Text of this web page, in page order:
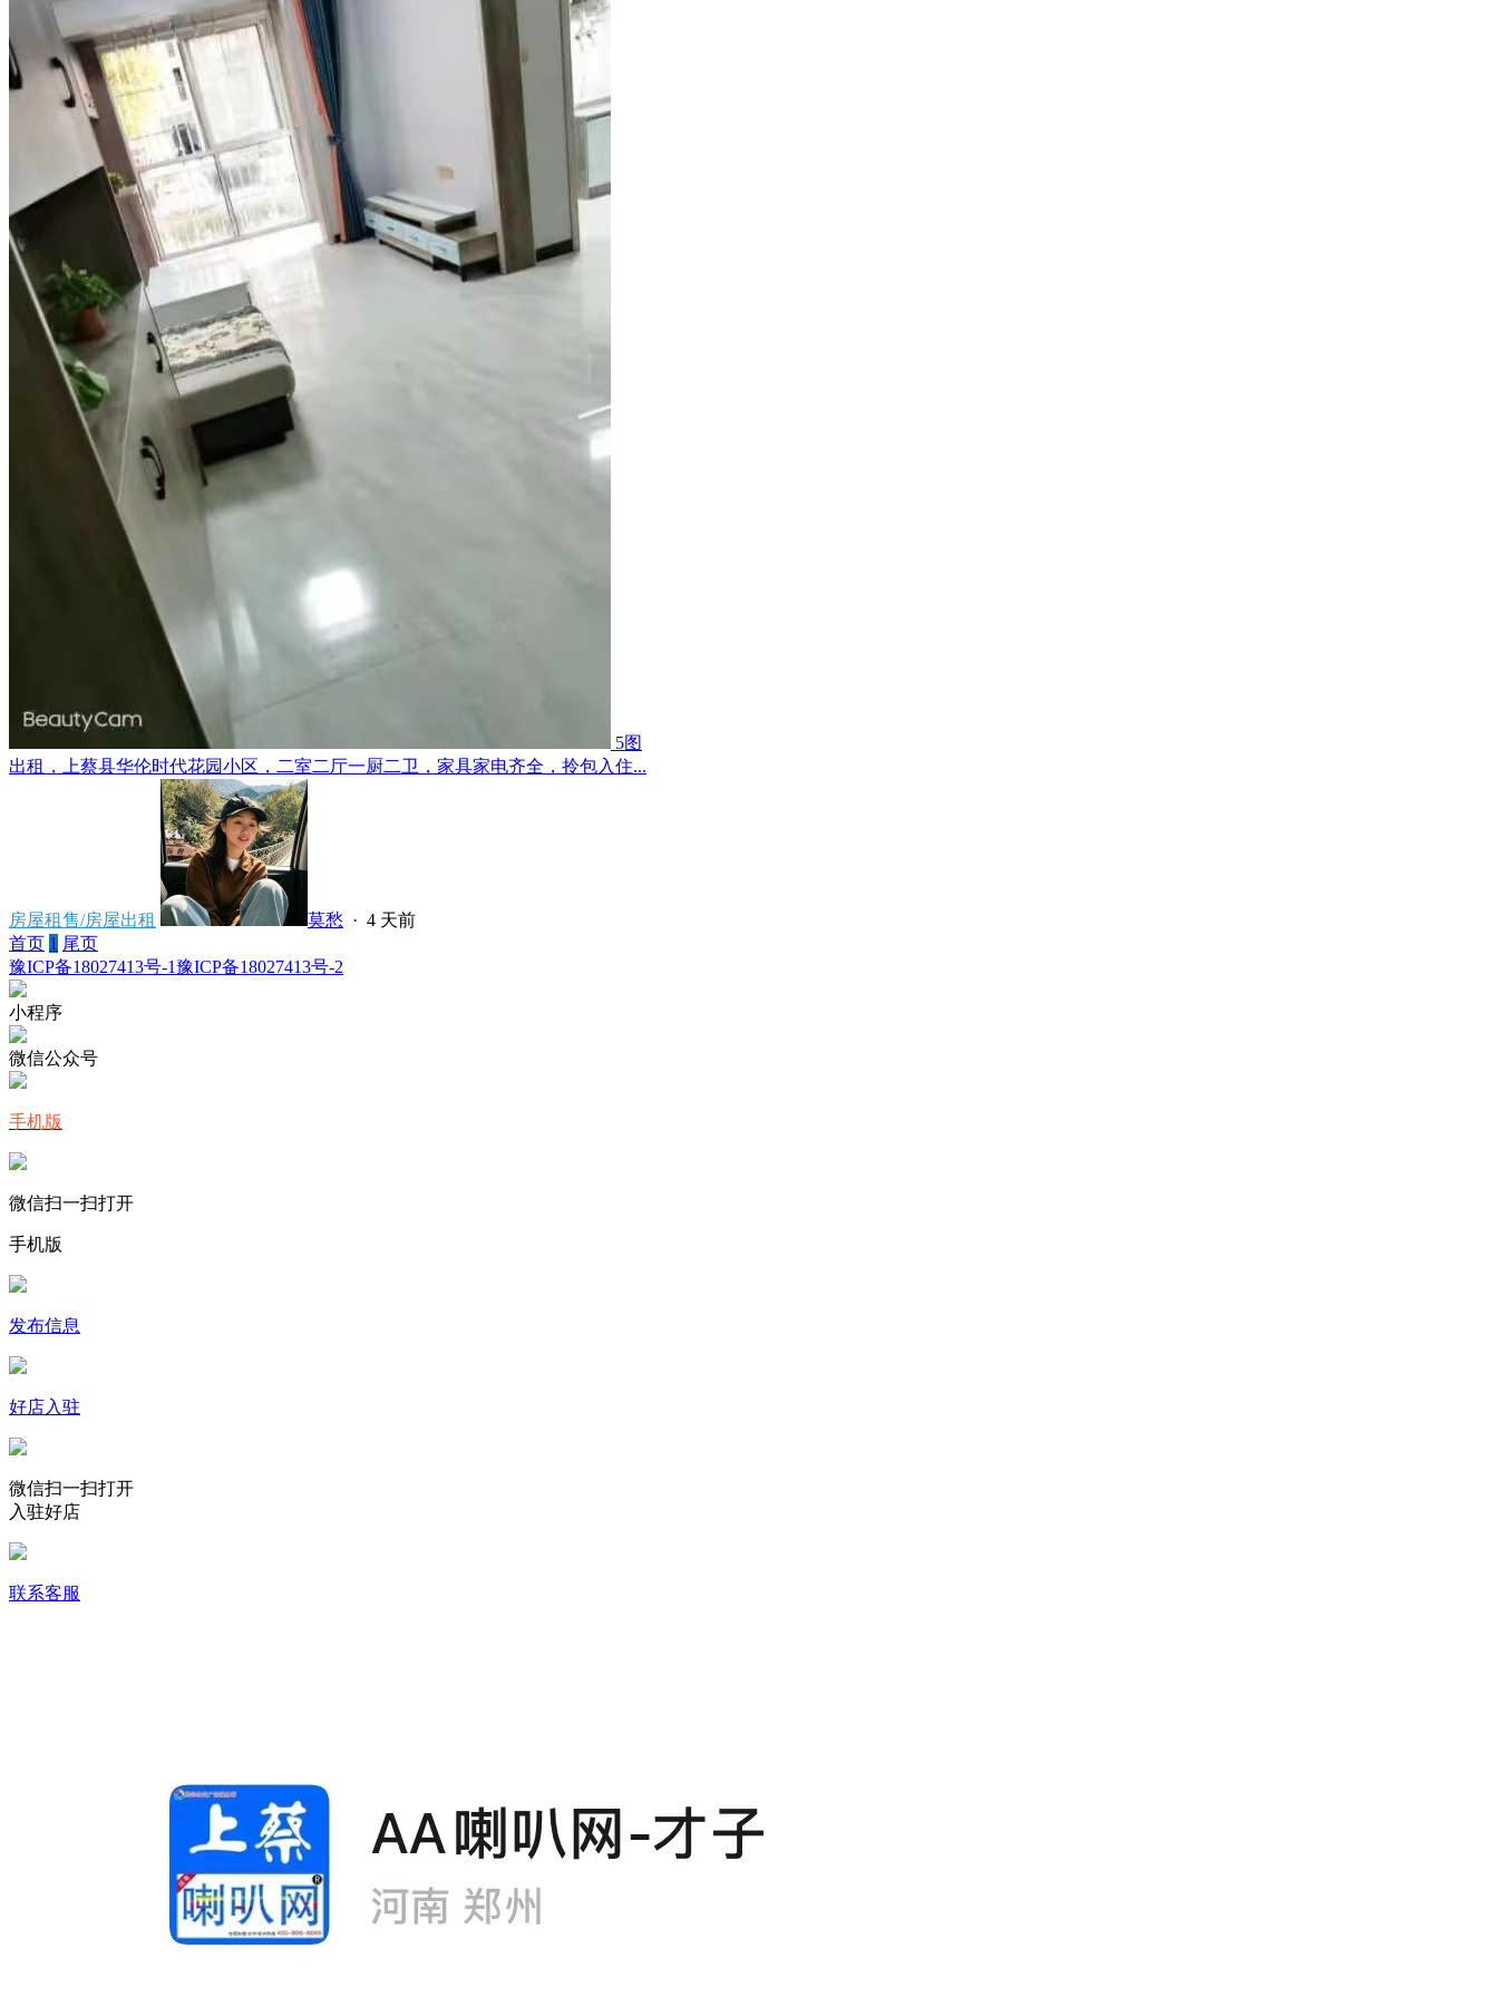
5图
出租，上蔡县华伦时代花园小区，二室二厅一厨二卫，家具家电齐全，拎包入住...
房屋租售/房屋出租 莫愁 · 4 天前
首页 1 尾页
豫ICP备18027413号-1豫ICP备18027413号-2
小程序
微信公众号
手机版
微信扫一扫打开
手机版
发布信息
好店入驻
微信扫一扫打开
入驻好店
联系客服